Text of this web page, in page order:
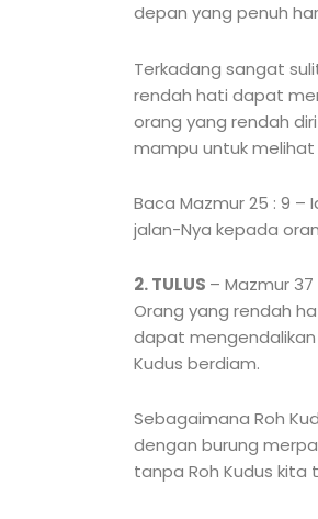
depan yang penuh
Terkadang sangat
rendah hati dapat
orang yang rendah
mampu untuk
Baca Mazmur 25 : 9
jalan-Nya kepada
2. TULUS – Mazmur 37
Orang yang rendah
dapat
Kudus berdiam.
Sebagaimana Roh
dengan burung
tanpa Roh Kudus